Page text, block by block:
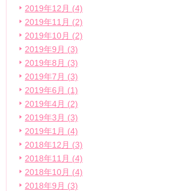
2019年12月 (4)
2019年11月 (2)
2019年10月 (2)
2019年9月 (3)
2019年8月 (3)
2019年7月 (3)
2019年6月 (1)
2019年4月 (2)
2019年3月 (3)
2019年1月 (4)
2018年12月 (3)
2018年11月 (4)
2018年10月 (4)
2018年9月 (3)